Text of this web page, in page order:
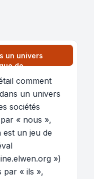
un univers
de
comment
un univers
sociétés
« nous »,
un jeu de
»)
par « ils »,